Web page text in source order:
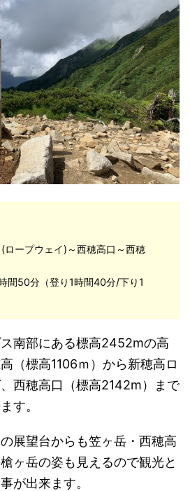
ロープウェイ)～西穂高口～西穂
間50分（登り1時間40分/下り1
南部にある標高2452mの高
（標高1106ｍ）から新穂高ロ
西穂高口（標高2142m）まで
す。
展望台からも笠ヶ岳・西穂高
ヶ岳の姿も見えるので観光と
が出来ます。